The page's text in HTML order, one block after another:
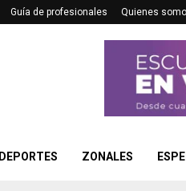
Guía de profesionales Quienes
DEPORTES ZONALES